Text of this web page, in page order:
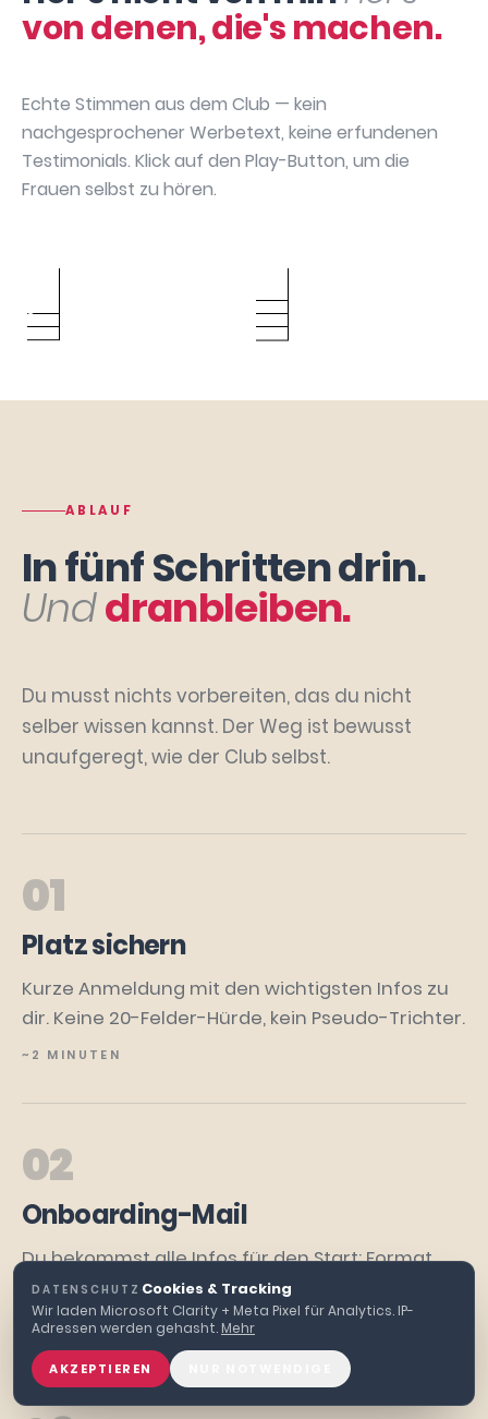
von denen, die's machen.
Echte Stimmen aus dem Club — kein
nachgesprochener Werbetext, keine erfundenen
Testimonials. Klick auf den Play-Button, um die
Frauen selbst zu hören.
Hartenbach
Manuela David
Caroline Urbach Silke Gebauer
Julia Dibbern Sarah Chatzikas
ABLAUF
In fünf Schritten drin.
Unddranbleiben.
Du musst nichts vorbereiten, das du nicht
selber wissen kannst. Der Weg ist bewusst
unaufgeregt, wie der Club selbst.
01
Platz sichern
Kurze Anmeldung mit den wichtigsten Infos zu
dir. Keine 20-Felder-Hürde, kein Pseudo-Trichter.
~2 MINUTEN
02
Onboarding-Mail
Du bekommst alle Infos für den Start: Format,
Zugang, was du brauchst, was dich erwartet.
DIREKT NACH BESTÄTIGUNG
DATENSCHUTZ ·Cookies & Tracking
Wir laden Microsoft Clarity + Meta Pixel für Analytics. IP-
Adressen werden gehasht. Mehr
AKZEPTIEREN